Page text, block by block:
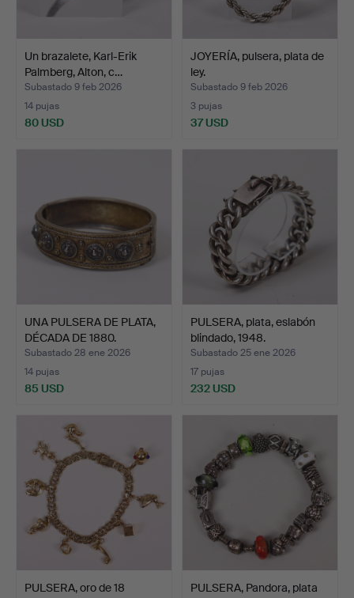
Un brazalete, Karl-Erik
Palmberg, Alton, c…
Subastado 9 feb 2026
14 pujas
80 USD
JOYERÍA, pulsera, plata de
ley.
Subastado 9 feb 2026
3 pujas
37 USD
UNA PULSERA DE PLATA,
DÉCADA DE 1880.
Subastado 28 ene 2026
14 pujas
85 USD
PULSERA, plata, eslabón
blindado, 1948.
Subastado 25 ene 2026
17 pujas
232 USD
PULSERA, oro de 18
PULSERA, Pandora, plata